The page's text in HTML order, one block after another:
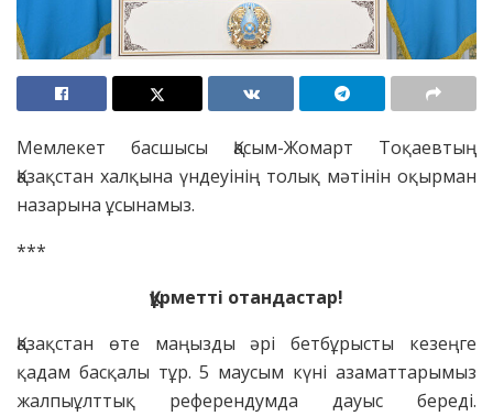
Мемлекет басшысы Қасым-Жомарт Тоқаевтың
Қазақстан халқына үндеуінің толық мәтінін оқырман
назарына ұсынамыз.
***
Құрметті отандастар!
Қазақстан өте маңызды әрі бетбұрысты кезеңге
қадам басқалы тұр. 5 маусым күні азаматтарымыз
жалпыұлттық референдумда дауыс береді.